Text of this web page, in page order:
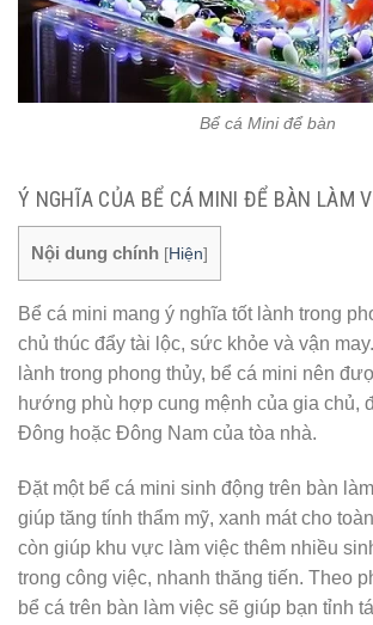
Bể cá Mini để bàn
Ý NGHĨA CỦA BỂ CÁ MINI ĐỂ BÀN LÀM
Nội dung chính [Hiện]
Bể cá mini mang ý nghĩa tốt lành trong
chủ thúc đẩy tài lộc, sức khỏe và vận
lành trong phong thủy, bể cá mini nên
hướng phù hợp cung mệnh của gia chủ,
Đông hoặc Đông Nam của tòa nhà.
Đặt một bể cá mini sinh động trên bàn
giúp tăng tính thẩm mỹ, xanh mát cho
còn giúp khu vực làm việc thêm nhiều
trong công việc, nhanh thăng tiến. Theo
bể cá trên bàn làm việc sẽ giúp bạn tỉnh